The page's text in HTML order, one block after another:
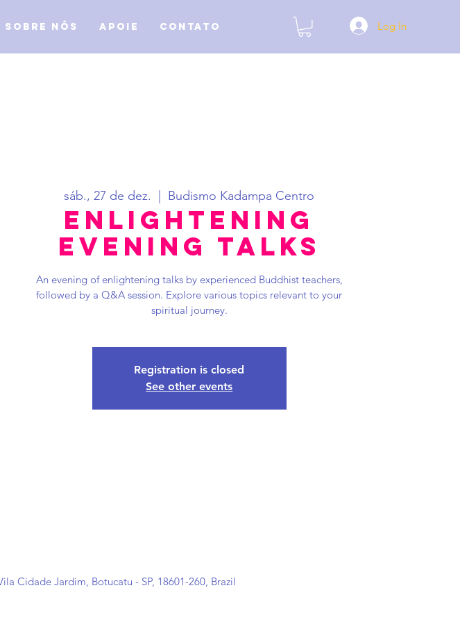
Sobre Nós APOIE Contato Log In
sáb., 27 de dez. Budismo Kadampa Centro
Enlightening
Evening Talks
An evening of enlightening talks by experienced Buddhist teachers,
followed by a Q&A session. Explore various topics relevant to your
spiritual journey.
Registration is closed
See other events
Cidade Jardim, Botucatu - SP, 18601-260, Brazil